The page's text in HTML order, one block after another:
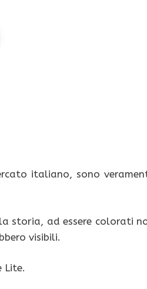
italiano, sono
storia, ad essere colorati
visibili.
Lite.